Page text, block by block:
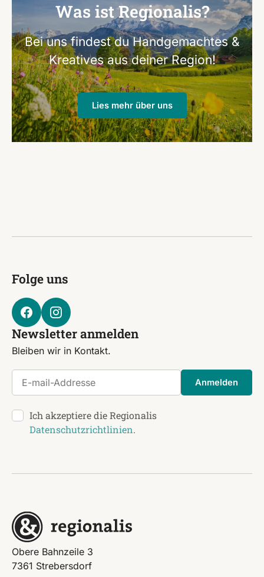
Was ist Regionalis?
Bei uns findest du Handgemachtes &
Kreatives aus deiner Region!
Lies mehr über uns
Folge uns
Newsletter anmelden
Bleiben wir in Kontakt.
E-mail-Addresse
Anmelden
Ich akzeptiere die Regionalis
Datenschutzrichtlinien.
Obere Bahnzeile 3
7361 Strebersdorf